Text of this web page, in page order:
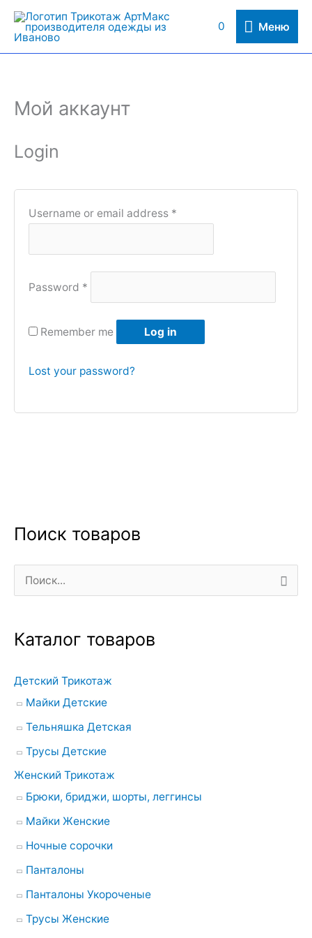
Перейти
Меню
Меню
0
Мой аккаунт
Login
Username or email address *
Password *
Required
Remember me Log in
Lost your password?
Поиск товаров
сКаталог товаров
Детский Трикотаж
Майки Детские
Тельняшка Детская
Трусы Детские
Женский Трикотаж
Брюки, бриджи, шорты, леггинсы
Майки Женские
Ночные сорочки
Панталоны
Панталоны Укороченые
Трусы Женские